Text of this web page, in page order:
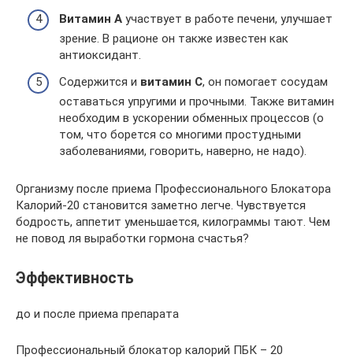
Витамин A участвует в работе печени, улучшает
зрение. В рационе он также известен как
антиоксидант.
Содержится и витамин C, он помогает сосудам
оставаться упругими и прочными. Также витамин
необходим в ускорении обменных процессов (о
том, что борется со многими простудными
заболеваниями, говорить, наверно, не надо).
Организму после приема Профессионального Блокатора
Калорий-20 становится заметно легче. Чувствуется
бодрость, аппетит уменьшается, килограммы тают. Чем
не повод ля выработки гормона счастья?
Эффективность
до и после приема препарата
Профессиональный блокатор калорий ПБК – 20